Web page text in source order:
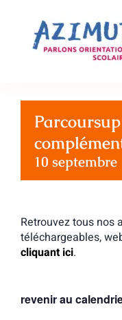
contenu
10 septembre
Retrouvez tous nos
téléchargeables,
cliquant ici.
revenir au